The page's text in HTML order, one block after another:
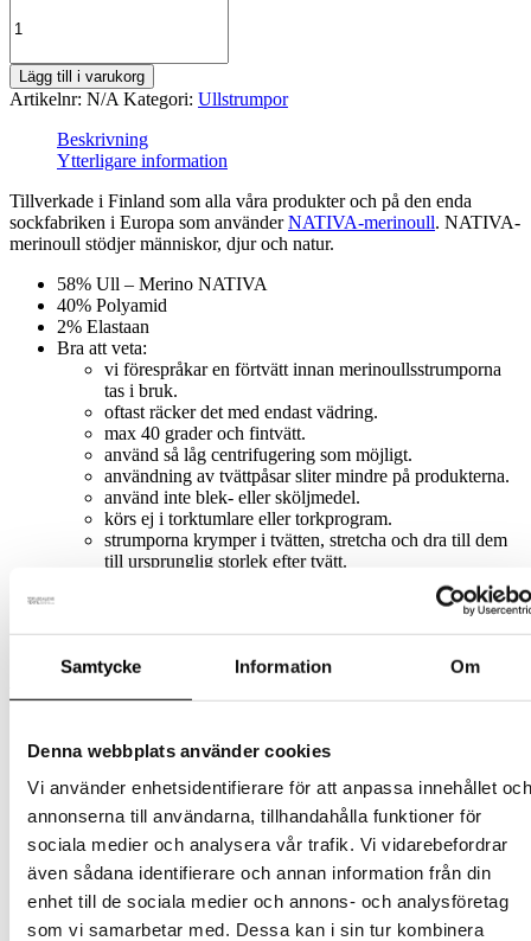
Samtycke Information Om
Denna webbplats använder cookies
Vi använder enhetsidentifierare för att anpassa innehållet och
annonserna till användarna, tillhandahålla funktioner för
sociala medier och analysera vår trafik. Vi vidarebefordrar
även sådana identifierare och annan information från din
enhet till de sociala medier och annons- och analysföretag
som vi samarbetar med. Dessa kan i sin tur kombinera
/
Blå
mängd
Lägg till i varukorg
Artikelnr: N/A Kategori: Ullstrumpor
Beskrivning
Ytterligare information
Tillverkade i Finland som alla våra produkter och på den enda
sockfabriken i Europa som använderNATIVA-merinoull. NATIVA-
merinoull stödjer människor, djur och natur.
58% Ull – Merino NATIVA
40% Polyamid
2% Elastaan
Bra att veta:
vi förespråkar en förtvätt innan merinoullsstrumporna
tas i bruk.
oftast räcker det med endast vädring.
max 40 grader och fintvätt.
använd så låg centrifugering som möjligt.
användning av tvättpåsar sliter mindre på produkterna.
använd inte blek- eller sköljmedel.
körs ej i torktumlare eller torkprogram.
strumporna krymper i tvätten, stretcha och dra till dem
till ursprunglig storlek efter tvätt.
Relaterade produkter
Merinoullsstrumpor – Tvättbjörn /
Grå
129kr inkl. moms Välj alternativ Den
här